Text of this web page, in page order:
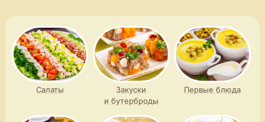
Салаты
Закуски
и бутерброды
Первые блюда